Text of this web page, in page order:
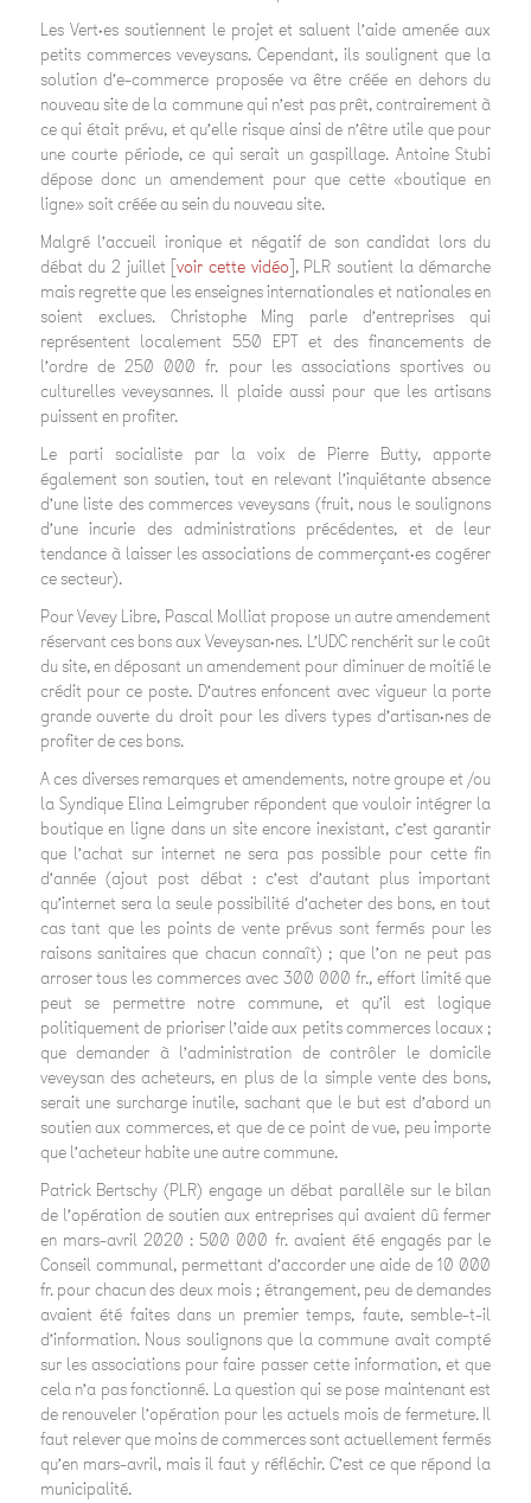
Les Vert·es soutiennent le projet et saluent l’aide amenée aux
petits commerces veveysans. Cependant, ils soulignent que la
solution d’e-commerce proposée va être créée en dehors du
nouveau site de la commune qui n’est pas prêt, contrairement à
ce qui était prévu, et qu’elle risque ainsi de n’être utile que pour
une courte période, ce qui serait un gaspillage. Antoine Stubi
dépose donc un amendement pour que cette «boutique en
ligne» soit créée au sein du nouveau site.
Malgré l’accueil ironique et négatif de son candidat lors du
débat du 2 juillet [voir cette vidéo], PLR soutient la démarche
mais regrette que les enseignes internationales et nationales en
soient exclues. Christophe Ming parle d’entreprises qui
représentent localement 550 EPT et des financements de
l’ordre de 250 000 fr. pour les associations sportives ou
culturelles veveysannes. Il plaide aussi pour que les artisans
puissent en profiter.
Le parti socialiste par la voix de Pierre Butty, apporte
également son soutien, tout en relevant l’inquiétante absence
d’une liste des commerces veveysans (fruit, nous le soulignons
d’une incurie des administrations précédentes, et de leur
tendance à laisser les associations de commerçant·es cogérer
ce secteur).
Pour Vevey Libre, Pascal Molliat propose un autre amendement
réservant ces bons aux Veveysan·nes. L’UDC renchérit sur le coût
du site, en déposant un amendement pour diminuer de moitié le
crédit pour ce poste. D’autres enfoncent avec vigueur la porte
grande ouverte du droit pour les divers types d’artisan·nes de
profiter de ces bons.
A ces diverses remarques et amendements, notre groupe et /ou
la Syndique Elina Leimgruber répondent que vouloir intégrer la
boutique en ligne dans un site encore inexistant, c’est garantir
que l’achat sur internet ne sera pas possible pour cette fin
d’année (ajout post débat : c’est d’autant plus important
qu’internet sera la seule possibilité d’acheter des bons, en tout
cas tant que les points de vente prévus sont fermés pour les
raisons sanitaires que chacun connaît) ; que l’on ne peut pas
arroser tous les commerces avec 300 000 fr., effort limité que
peut se permettre notre commune, et qu’il est logique
politiquement de prioriser l’aide aux petits commerces locaux ;
que demander à l’administration de contrôler le domicile
veveysan des acheteurs, en plus de la simple vente des bons,
serait une surcharge inutile, sachant que le but est d’abord un
soutien aux commerces, et que de ce point de vue, peu importe
que l’acheteur habite une autre commune.
Patrick Bertschy (PLR) engage un débat parallèle sur le bilan
de l’opération de soutien aux entreprises qui avaient dû fermer
en mars-avril 2020 : 500 000 fr. avaient été engagés par le
Conseil communal, permettant d’accorder une aide de 10 000
fr. pour chacun des deux mois ; étrangement, peu de demandes
avaient été faites dans un premier temps, faute, semble-t-il
d’information. Nous soulignons que la commune avait compté
sur les associations pour faire passer cette information, et que
cela n’a pas fonctionné. La question qui se pose maintenant est
de renouveler l’opération pour les actuels mois de fermeture. Il
faut relever que moins de commerces sont actuellement fermés
qu’en mars-avril, mais il faut y réfléchir. C’est ce que répond la
municipalité.